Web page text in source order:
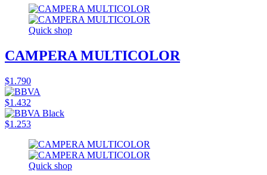
Quick shop
CAMPERA MULTICOLOR
$1.790
$1.432
$1.253
Quick shop